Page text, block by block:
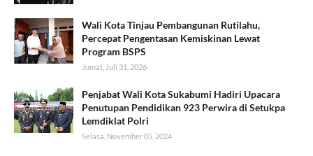
Wali Kota Tinjau Pembangunan Rutilahu,
Percepat Pengentasan Kemiskinan Lewat
Program BSPS
Jumat, Juli 31, 2026
Penjabat Wali Kota Sukabumi Hadiri Upacara
Penutupan Pendidikan 923 Perwira di Setukpa
Lemdiklat Polri
Selasa, November 05, 2024